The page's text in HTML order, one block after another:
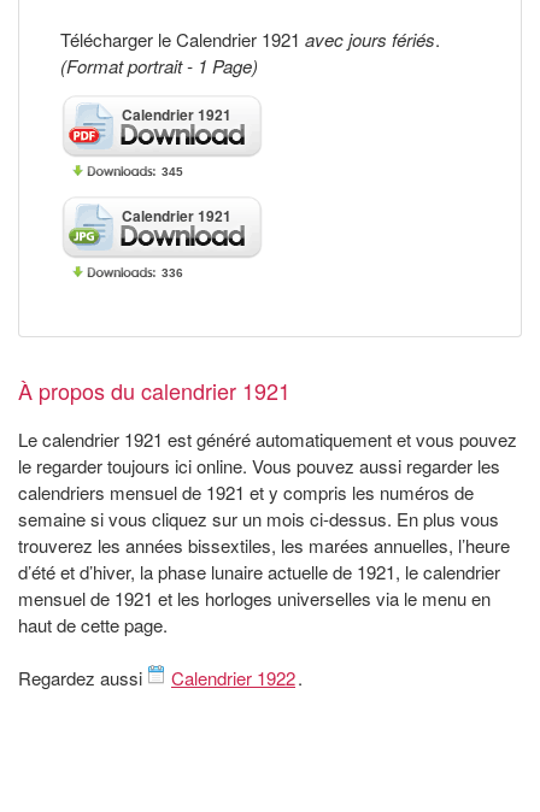
Télécharger le Calendrier 1921avec jours fériés.
(Format portrait - 1 Page)
Calendrier 1921
345
Calendrier 1921
336
À propos du calendrier 1921
Le calendrier 1921 est généré automatiquement et vous pouvez
le regarder toujours ici online. Vous pouvez aussi regarder les
calendriers mensuel de 1921 et y compris les numéros de
semaine si vous cliquez sur un mois ci-dessus. En plus vous
trouverez les années bissextiles, les marées annuelles, l’heure
d’été et d’hiver, la phase lunaire actuelle de 1921, le calendrier
mensuel de 1921 et les horloges universelles via le menu en
haut de cette page.
Regardez aussi Calendrier 1922.